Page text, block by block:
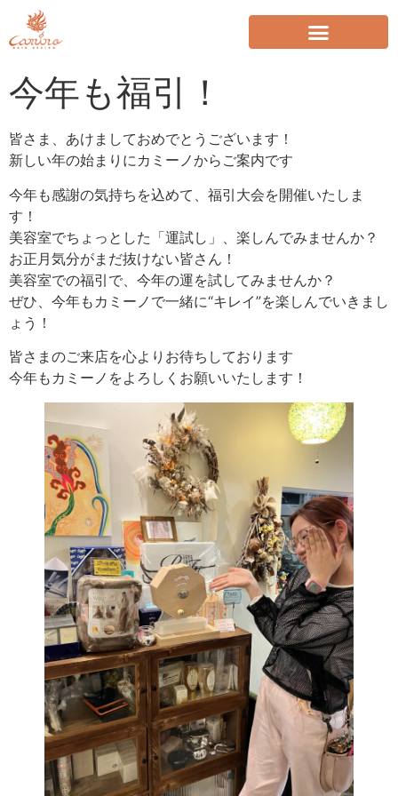
今年も福引！
皆さま、あけましておめでとうございます！
新しい年の始まりにカミーノからご案内です
今年も感謝の気持ちを込めて、福引大会を開催いたしま
す！
美容室でちょっとした「運試し」、楽しんでみませんか？
お正月気分がまだ抜けない皆さん！
美容室での福引で、今年の運を試してみませんか？
ぜひ、今年もカミーノで一緒に“キレイ”を楽しんでいきまし
ょう！
皆さまのご来店を心よりお待ちしております
今年もカミーノをよろしくお願いいたします！